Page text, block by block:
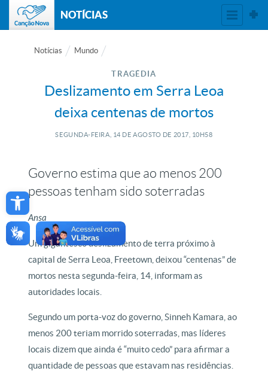
Open toolbar
NOTÍCIAS
Notícias Mundo
TRAGÉDIA
Deslizamento em Serra Leoa
deixa centenas de mortos
SEGUNDA-FEIRA, 14 DE AGOSTO DE 2017, 10H58
Governo estima que ao menos 200
pessoas tenham sido soterradas
Ansa
Um gigantesco deslizamento de terra próximo à
capital de Serra Leoa, Freetown, deixou “centenas” de
mortos nesta segunda-feira, 14, informam as
autoridades locais.
Segundo um porta-voz do governo, Sinneh Kamara, ao
menos 200 teriam morrido soterradas, mas líderes
locais dizem que ainda é “muito cedo” para afirmar a
quantidade de pessoas que estavam nas residências.